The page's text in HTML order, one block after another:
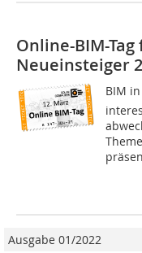
Online-BIM-
Neueinsteiger
BIM
Ausgabe 01/2022